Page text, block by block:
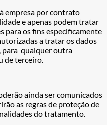
empresa por contrato
e apenas podem tratar
para os fins especificamente
a tratar os dados
para qualquer outra
de terceiro.
ainda ser comunicados
as regras de proteção de
do tratamento.